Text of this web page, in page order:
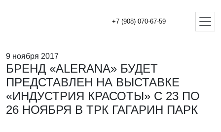
+7 (908) 070-67-59
9 ноября 2017
БРЕНД «ALERANA» БУДЕТ
ПРЕДСТАВЛЕН НА ВЫСТАВКЕ
«ИНДУСТРИЯ КРАСОТЫ» С 23 ПО
26 НОЯБРЯ В ТРК ГАГАРИН ПАРК